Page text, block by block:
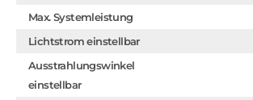
Max. Systemleistung
Lichtstrom einstellbar
Ausstrahlungswinkel
einstellbar